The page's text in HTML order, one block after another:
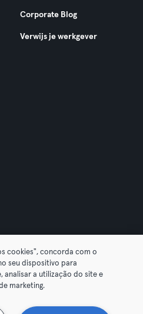
Corporate Blog
Verwijs je werkgever
Trek hier je contract terug
cookies", concorda com o
seu dispositivo para
analisar a utilização do site e
marketing.